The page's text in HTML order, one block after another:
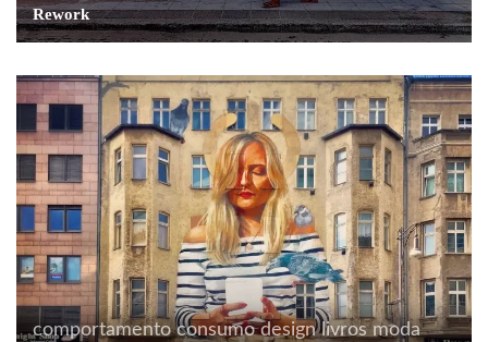
Rework
comportamento consumo design livros moda